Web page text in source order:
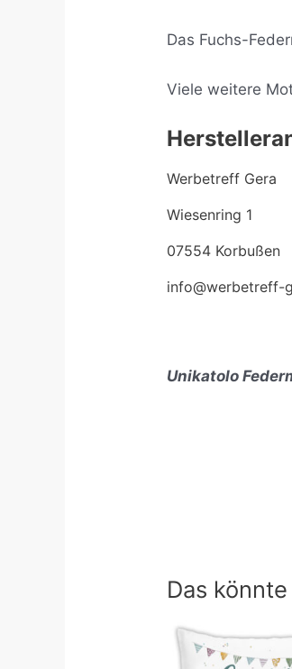
Das Fuchs-
Viele weitere
Werbetreff Gera
Wiesenring 1
07554 Korbußen
info@werbetreff-
Unikatolo
Das